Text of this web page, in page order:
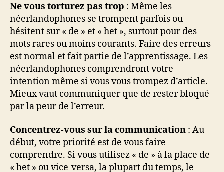
Ne vous torturez pas trop : Même les
néerlandophones se trompent parfois ou
hésitent sur « de » et « het », surtout pour des
mots rares ou moins courants. Faire des erreurs
est normal et fait partie de l’apprentissage. Les
néerlandophones comprendront votre
intention même si vous vous trompez d’article.
Mieux vaut communiquer que de rester bloqué
par la peur de l’erreur.
Concentrez-vous sur la communication : Au
début, votre priorité est de vous faire
comprendre. Si vous utilisez « de » à la place de
« het » ou vice-versa, la plupart du temps, le